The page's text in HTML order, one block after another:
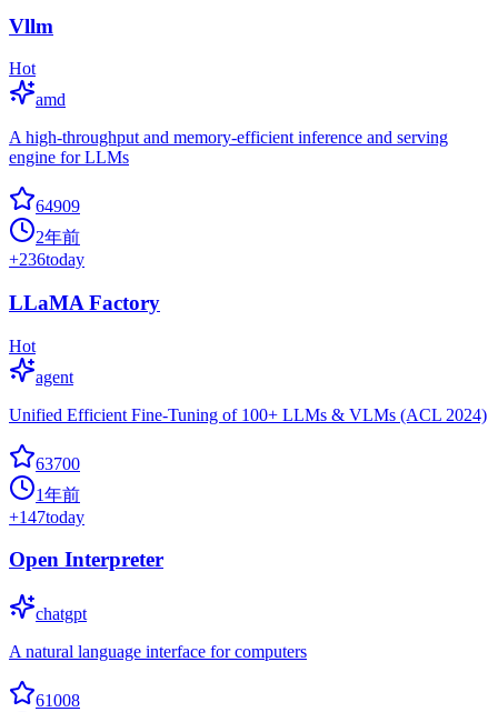
Vllm
Hot
amd
A high-throughput and memory-efficient inference and serving
engine for LLMs
64909
2年前
+236today
LLaMA Factory
Hot
agent
Unified Efficient Fine-Tuning of 100+ LLMs & VLMs (ACL 2024)
63700
1年前
+147today
Open Interpreter
chatgpt
A natural language interface for computers
61008